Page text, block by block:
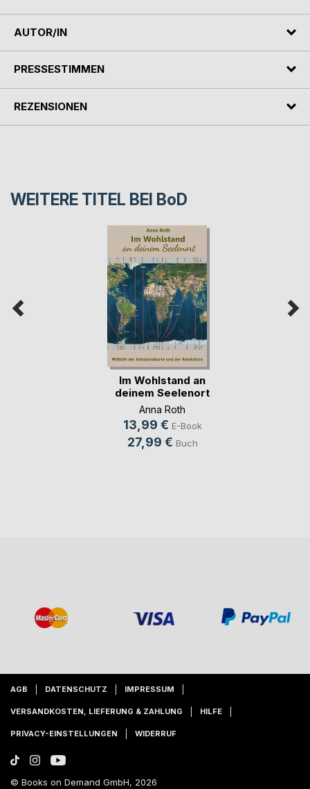
AUTOR/IN
PRESSESTIMMEN
REZENSIONEN
WEITERE TITEL BEI BoD
Im Wohlstand an
deinem Seelenort
Anna Roth
13,99 € E-Book
27,99 € Buch
AGB DATENSCHUTZ IMPRESSUM
VERSANDKOSTEN, LIEFERUNG & ZAHLUNG HILFE
PRIVACY-EINSTELLUNGEN WIDERRUF
© Books on Demand GmbH, 2026